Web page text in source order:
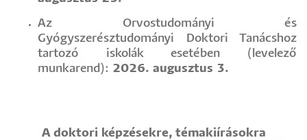
Az Orvostudományi és
Gyógyszerésztudományi Doktori Tanácshoz
tartozó iskolák esetében (levelező
munkarend): 2026. augusztus 3.
A doktori képzésekre, témakiírásokra